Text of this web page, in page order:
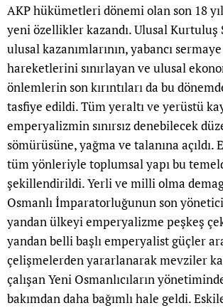
AKP hükümetleri dönemi olan son 18
yeni özellikler kazandı. Ulusal Kurtuluş
ulusal kazanımlarının, yabancı
hareketlerini sınırlayan ve ulusal
önlemlerin son kırıntıları da bu
tasfiye edildi. Tüm yeraltı ve yerüstü
emperyalizmin sınırsız denebilecek
sömürüsüne, yağma ve talanına
tüm yönleriyle toplumsal yapı bu
şekillendirildi. Yerli ve milli olma
Osmanlı İmparatorluğunun son
yandan ülkeyi emperyalizme peşkeş
yandan belli başlı emperyalist güçler
çelişmelerden yararlanarak mevziler
çalışan Yeni Osmanlıcıların
bakımdan daha bağımlı hale geldi.